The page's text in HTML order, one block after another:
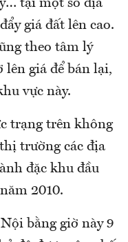
tại một số địa
giá đất lên cao.
theo tâm lý
lên giá để bán lại,
vực này.
trạng trên không
trường các địa
đặc khu đầu
2010.
bằng giờ này 9